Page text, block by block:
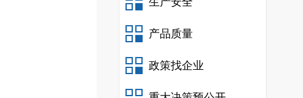
产品质量
政策找企业